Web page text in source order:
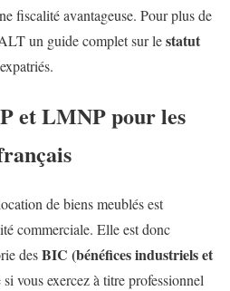
fiscalité avantageuse. Pour plus de
un guide complet sur lestatut
et LMNP pour les
de biens meublés est
commerciale. Elle est donc
desBIC (bénéfices industriels et
vous exercez à titre professionnel